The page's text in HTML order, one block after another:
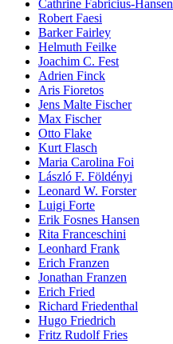
Cathrine Fabricius-Hansen
Robert Faesi
Barker Fairley
Helmuth Feilke
Joachim C. Fest
Adrien Finck
Aris Fioretos
Jens Malte Fischer
Max Fischer
Otto Flake
Kurt Flasch
Maria Carolina Foi
László F. Földényi
Leonard W. Forster
Luigi Forte
Erik Fosnes Hansen
Rita Franceschini
Leonhard Frank
Erich Franzen
Jonathan Franzen
Erich Fried
Richard Friedenthal
Hugo Friedrich
Fritz Rudolf Fries